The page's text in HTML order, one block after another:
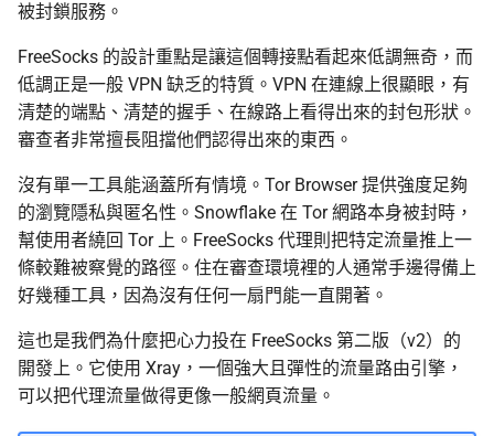
被封鎖服務。
FreeSocks 的設計重點是讓這個轉接點看起來低調無奇，而
低調正是一般 VPN 缺乏的特質。VPN 在連線上很顯眼，有
清楚的端點、清楚的握手、在線路上看得出來的封包形狀。
審查者非常擅長阻擋他們認得出來的東西。
沒有單一工具能涵蓋所有情境。Tor Browser 提供強度足夠
的瀏覽隱私與匿名性。Snowflake 在 Tor 網路本身被封時，
幫使用者繞回 Tor 上。FreeSocks 代理則把特定流量推上一
條較難被察覺的路徑。住在審查環境裡的人通常手邊得備上
好幾種工具，因為沒有任何一扇門能一直開著。
這也是我們為什麼把心力投在 FreeSocks 第二版（v2）的
開發上。它使用 Xray，一個強大且彈性的流量路由引擎，
可以把代理流量做得更像一般網頁流量。